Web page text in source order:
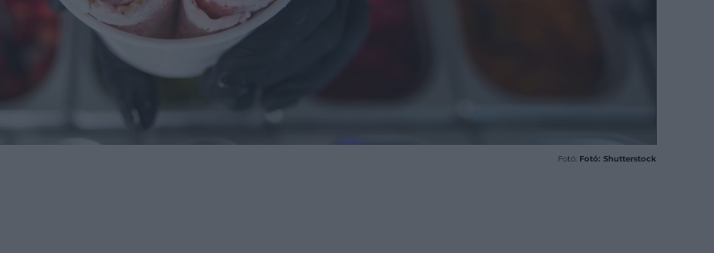
Fotó: Fotó: Shutterstock